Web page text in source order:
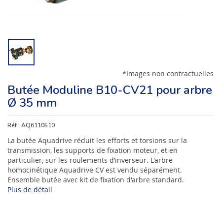
*Images non contractuelles
Butée Moduline B10-CV21 pour arbre
Ø 35 mm
Réf : AQ6110510
La butée Aquadrive réduit les efforts et torsions sur la
transmission, les supports de fixation moteur, et en
particulier, sur les roulements d’inverseur. L'arbre
homocinétique Aquadrive CV est vendu séparément.
Ensemble butée avec kit de fixation d'arbre standard.
Plus de détail